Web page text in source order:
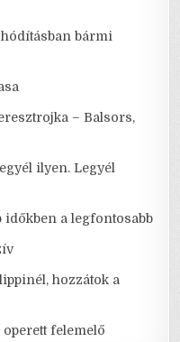
bármi
– Balsors,
ilyen. Legyél
időkben a legfontosabb
hozzátok a
felemelő